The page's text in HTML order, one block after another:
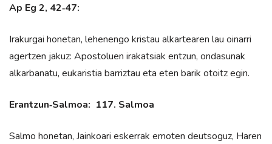
Ap Eg 2, 42‑47:
Irakurgai honetan, lehenengo kristau alkartearen lau oinarri
agertzen jakuz: Apostoluen irakatsiak entzun, ondasunak
alkarbanatu, eukaristia barriztau eta eten barik otoitz egin.
Erantzun‑Salmoa: 117. Salmoa
Salmo honetan, Jainkoari eskerrak emoten deutsoguz, Haren